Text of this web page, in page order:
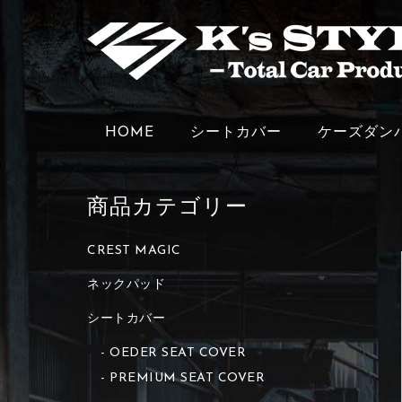
HOME シートカバー ケーズダン
商品カテゴリー
CREST MAGIC
ネックパッド
シートカバー
OEDER SEAT COVER
PREMIUM SEAT COVER